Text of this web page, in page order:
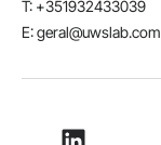
T: +351932433039
E: geral@uwslab.com